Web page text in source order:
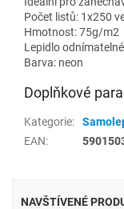
Počet listů: 1x250
Hmotnost: 75g/m2
Lepidlo
Barva: neon
Doplňkové
Kategorie:
EAN:
NAVŠTÍVENÉ